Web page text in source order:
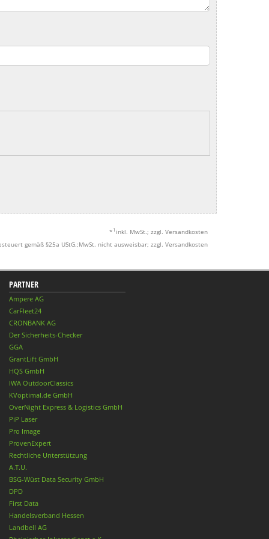
* 1 inkl. MwSt.; zzgl. Versandkosten
gemäß §25a UStG.;MwSt. nicht ausweisbar; zzgl. Versandkosten
PARTNER
Ampere AG
CarFleet24
CRONBANK AG
Der Sicherheits-Checker
GGA
GrantLift GmbH
HQS GmbH
IWA OutdoorClassics
KVoptimal.de GmbH
OverNight Express & Logistics GmbH
PiP Laser
Pro Image
ProvenExpert
Rechtliche Unterstützung
A.T.U.
BSG-Wüst Data Security GmbH
DPD
First Data
Handelsverband Hessen
Landbell AG